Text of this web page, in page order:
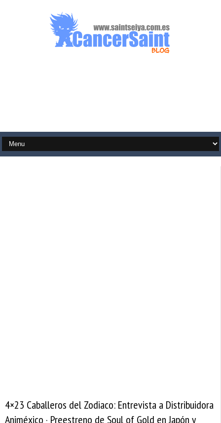
4×23 Caballeros del Zodiaco: Entrevista a Distribuidora
Animéxico · Preestreno de Soul of Gold en Japón y